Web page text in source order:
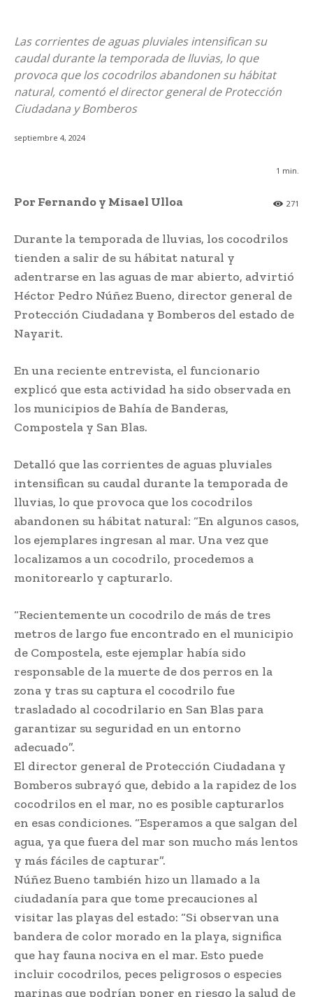
Las corrientes de aguas pluviales intensifican su
caudal durante la temporada de lluvias, lo que
provoca que los cocodrilos abandonen su hábitat
natural, comentó el director general de Protección
Ciudadana y Bomberos
septiembre 4, 2024
1 min.
271
Por Fernando y Misael Ulloa
Durante la temporada de lluvias, los cocodrilos
tienden a salir de su hábitat natural y
adentrarse en las aguas de mar abierto, advirtió
Héctor Pedro Núñez Bueno, director general de
Protección Ciudadana y Bomberos del estado de
Nayarit.
En una reciente entrevista, el funcionario
explicó que esta actividad ha sido observada en
los municipios de Bahía de Banderas,
Compostela y San Blas.
Detalló que las corrientes de aguas pluviales
intensifican su caudal durante la temporada de
lluvias, lo que provoca que los cocodrilos
abandonen su hábitat natural: “En algunos casos,
los ejemplares ingresan al mar. Una vez que
localizamos a un cocodrilo, procedemos a
monitorearlo y capturarlo.
“Recientemente un cocodrilo de más de tres
metros de largo fue encontrado en el municipio
de Compostela, este ejemplar había sido
responsable de la muerte de dos perros en la
zona y tras su captura el cocodrilo fue
trasladado al cocodrilario en San Blas para
garantizar su seguridad en un entorno
adecuado”.
El director general de Protección Ciudadana y
Bomberos subrayó que, debido a la rapidez de los
cocodrilos en el mar, no es posible capturarlos
en esas condiciones. “Esperamos a que salgan del
agua, ya que fuera del mar son mucho más lentos
y más fáciles de capturar”.
Núñez Bueno también hizo un llamado a la
ciudadanía para que tome precauciones al
visitar las playas del estado: “Si observan una
bandera de color morado en la playa, significa
que hay fauna nociva en el mar. Esto puede
incluir cocodrilos, peces peligrosos o especies
marinas que podrían poner en riesgo la salud de